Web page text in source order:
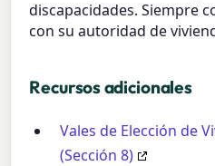
discapacidades. Siempre
con su autoridad de
Recursos adicionales
Vales de Elección de
(Sección 8)